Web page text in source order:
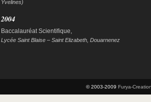
Yvelines)
2004
Baccalauréat Scientifique,
Lycée Saint Blaise – Saint Elizabeth, Douarnenez
© 2003-2009 Furya-